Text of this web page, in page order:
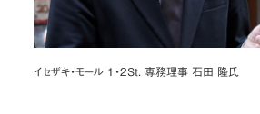
イセザキ・モール 1・2St. 専務理事 石田 隆氏